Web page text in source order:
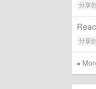
分享
分享
»